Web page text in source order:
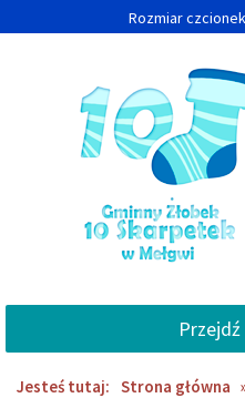
do
do
Rozmiar
Jesteś tutaj: Strona główna